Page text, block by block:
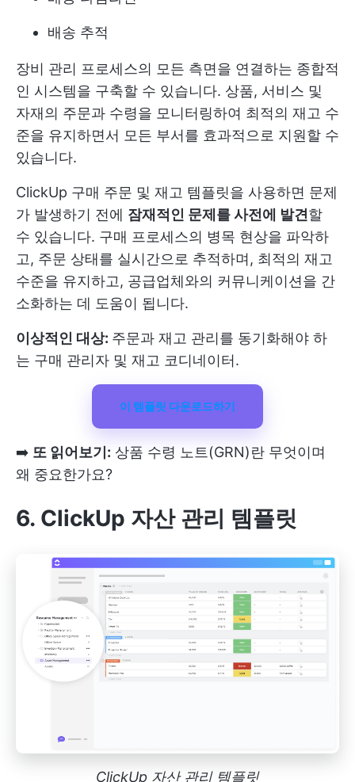
배송 추적
장비 관리 프로세스의 모든 측면을 연결하는 종합적
인 시스템을 구축할 수 있습니다. 상품, 서비스 및
자재의 주문과 수령을 모니터링하여 최적의 재고 수
준을 유지하면서 모든 부서를 효과적으로 지원할 수
있습니다.
ClickUp 구매 주문 및 재고 템플릿을 사용하면 문제
가 발생하기 전에 잠재적인 문제를 사전에 발견할
수 있습니다. 구매 프로세스의 병목 현상을 파악하
고, 주문 상태를 실시간으로 추적하며, 최적의 재고
수준을 유지하고, 공급업체와의 커뮤니케이션을 간
소화하는 데 도움이 됩니다.
이상적인 대상: 주문과 재고 관리를 동기화해야 하
는 구매 관리자 및 재고 코디네이터.
이 템플릿 다운로드하기
➡️ 또 읽어보기: 상품 수령 노트(GRN)란 무엇이며
왜 중요한가요?
6. ClickUp 자산 관리 템플릿
ClickUp 자산 관리 템플릿